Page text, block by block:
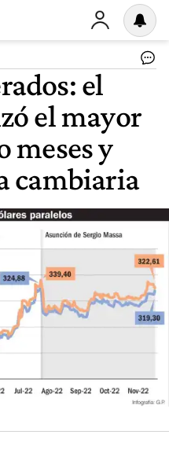
el
el mayor
meses y
cambiaria